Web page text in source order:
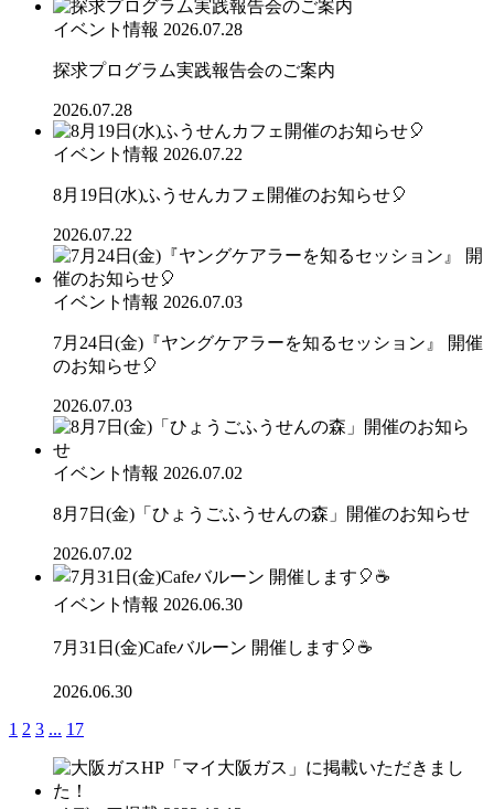
イベント情報 2026.07.28
探求プログラム実践報告会のご案内
2026.07.28
イベント情報 2026.07.22
8月19日(水)ふうせんカフェ開催のお知らせ🎈
2026.07.22
イベント情報 2026.07.03
7月24日(金)『ヤングケアラーを知るセッション』 開催
のお知らせ🎈
2026.07.03
イベント情報 2026.07.02
8月7日(金)「ひょうごふうせんの森」開催のお知らせ
2026.07.02
イベント情報 2026.06.30
7月31日(金)Cafeバルーン 開催します🎈☕
2026.06.30
1 2 3 ... 17